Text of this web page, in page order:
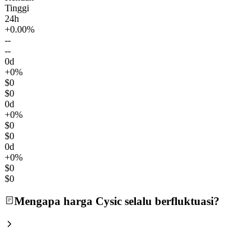
Tinggi
24h
+0.00%
--
--
0d
+0%
$0
$0
0d
+0%
$0
$0
0d
+0%
$0
$0
Mengapa harga Cysic selalu berfluktuasi?